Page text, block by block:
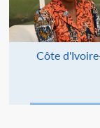
Côte